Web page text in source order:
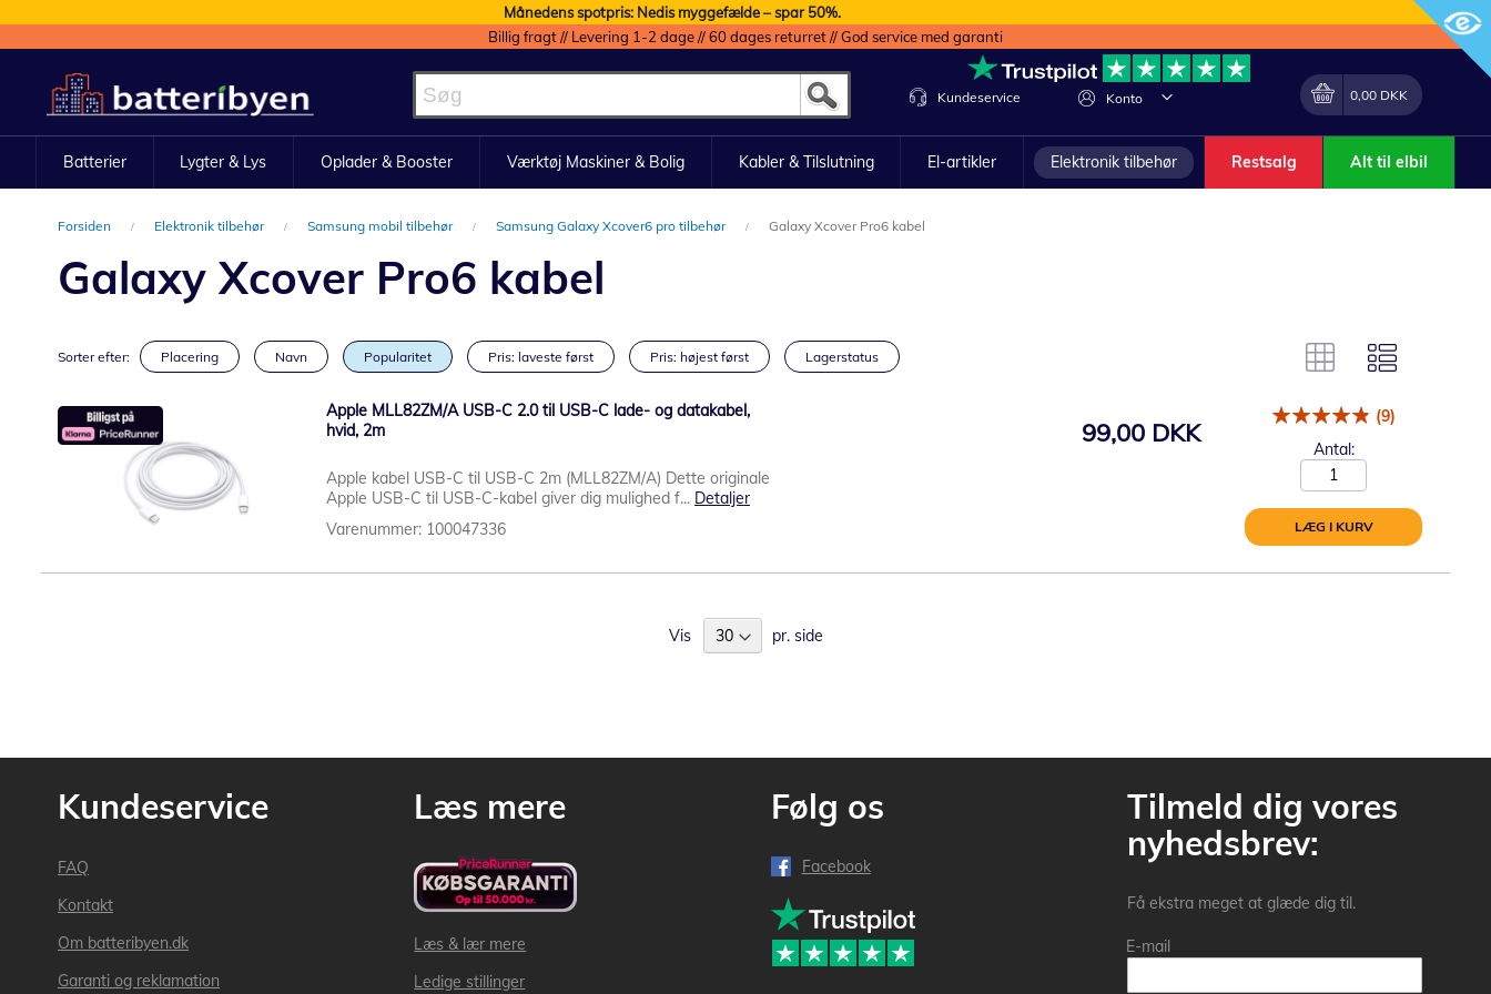
Månedens spotpris: Nedis myggefælde – spar 50%.
Billig fragt // Levering 1-2 dage // 60 dages returret // God service med garanti
to
Content
Konto
Lave
Min indkøbskurv
0,00 DKK
Kundeservice
Batterier Lygter & Lys Oplader & Booster Værktøj Maskiner & Bolig Kabler & Tilslutning El-artikler Elektronik tilbehør Restsalg Alt til elbil
Forsiden Elektronik tilbehør Samsung mobil tilbehør Samsung Galaxy Xcover6 pro tilbehør Galaxy Xcover Pro6 kabel
Galaxy Xcover Pro6 kabel
Sorter efter: Placering Navn Popularitet Pris: laveste først Pris: højest først Lagerstatus
Apple MLL82ZM/A USB-C 2.0 til USB-C lade- og datakabel,
hvid, 2m
Apple kabel USB-C til USB-C 2m (MLL82ZM/A) Dette originale
Apple USB-C til USB-C-kabel giver dig mulighed f... Detaljer
Varenummer: 100047336
99,00 DKK
(9)
Antal:
LÆG I KURV
Vis pr. side
Kundeservice
FAQ
Kontakt
Om batteribyen.dk
Garanti og reklamation
Læs mere
Læs & lær mere
Ledige stillinger
Følg os
Facebook
Tilmeld dig vores
nyhedsbrev:
Få ekstra meget at glæde dig til.
E-mail